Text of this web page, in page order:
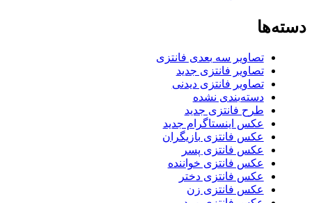
دسته‌ها
تصاویر سه بعدی فانتزی
تصاویر فانتزی جدید
تصاویر فانتزی دیدنی
دسته‌بندی نشده
طرح فانتزی جدید
عکس اینستاگرام جدید
عکس فانتزی بازیگران
عکس فانتزی پسر
عکس فانتزی خواننده
عکس فانتزی دختر
عکس فانتزی زن